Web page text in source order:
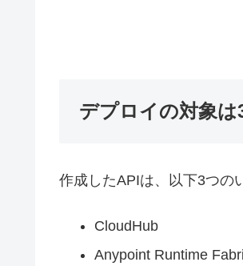
デプロイの対象は
作成したAPIは、以下3つの
CloudHub
Anypoint Runtime